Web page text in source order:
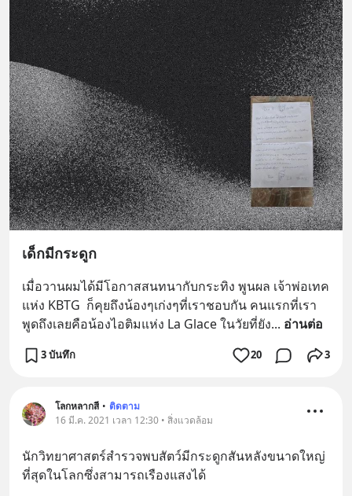
เด็กมีกระดูก
เมื่อวานผมได้มีโอกาสสนทนากับกระทิง พูนผล เจ้าพ่อเทค
แห่ง KBTG  ก็คุยถึงน้องๆเก่งๆที่เราชอบกัน คนแรกที่เรา
พูดถึงเลยคือน้องไอติมแห่ง La Glace ในวัยที่ยัง... อ่านต่อ
3 บันทึก 20 3
โลกหลากสี • ติดตาม
16 มี.ค. 2021 เวลา 12:30 • สิ่งแวดล้อม
นักวิทยาศาสตร์สำรวจพบสัตว์มีกระดูกสันหลังขนาดใหญ่
ที่สุดในโลกซึ่งสามารถเรืองแสงได้